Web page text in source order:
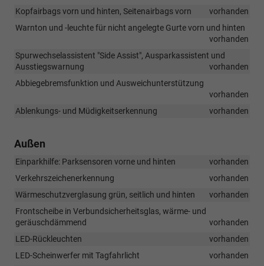
Kopfairbags vorn und hinten, Seitenairbags vorn
vorhanden
Warnton und -leuchte für nicht angelegte Gurte vorn und hinten
vorhanden
Spurwechselassistent "Side Assist", Ausparkassistent und
Ausstiegswarnung
vorhanden
Abbiegebremsfunktion und Ausweichunterstützung
vorhanden
Ablenkungs- und Müdigkeitserkennung
vorhanden
Außen
Einparkhilfe: Parksensoren vorne und hinten
vorhanden
Verkehrszeichenerkennung
vorhanden
Wärmeschutzverglasung grün, seitlich und hinten
vorhanden
Frontscheibe in Verbundsicherheitsglas, wärme- und
geräuschdämmend
vorhanden
LED-Rückleuchten
vorhanden
LED-Scheinwerfer mit Tagfahrlicht
vorhanden